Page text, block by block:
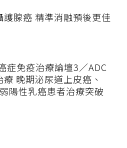
護腺癌 精準消融預後更佳
症免疫治療論壇3／ADC
療 晚期泌尿道上皮癌、
陽性乳癌患者治療突破